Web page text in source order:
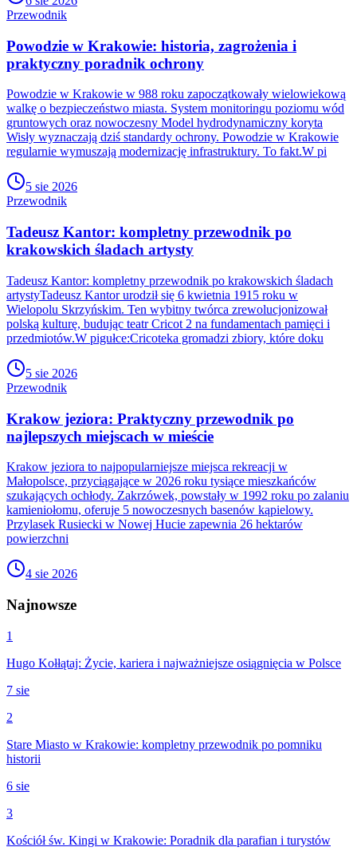
Przewodnik
Powodzie w Krakowie: historia, zagrożenia i
praktyczny poradnik ochrony
Powodzie w Krakowie w 988 roku zapoczątkowały wielowiekową
walkę o bezpieczeństwo miasta. System monitoringu poziomu wód
gruntowych oraz nowoczesny Model hydrodynamiczny koryta
Wisły wyznaczają dziś standardy ochrony. Powodzie w Krakowie
regularnie wymuszają modernizację infrastruktury. To fakt.W pi
5 sie 2026
Przewodnik
Tadeusz Kantor: kompletny przewodnik po
krakowskich śladach artysty
Tadeusz Kantor: kompletny przewodnik po krakowskich śladach
artystyTadeusz Kantor urodził się 6 kwietnia 1915 roku w
Wielopolu Skrzyńskim. Ten wybitny twórca zrewolucjonizował
polską kulturę, budując teatr Cricot 2 na fundamentach pamięci i
przedmiotów.W pigułce:Cricoteka gromadzi zbiory, które doku
5 sie 2026
Przewodnik
Krakow jeziora: Praktyczny przewodnik po
najlepszych miejscach w mieście
Krakow jeziora to najpopularniejsze miejsca rekreacji w
Małopolsce, przyciągające w 2026 roku tysiące mieszkańców
szukających ochłody. Zakrzówek, powstały w 1992 roku po zalaniu
kamieniołomu, oferuje 5 nowoczesnych basenów kąpielowy.
Przylasek Rusiecki w Nowej Hucie zapewnia 26 hektarów
powierzchni
4 sie 2026
Najnowsze
1
Hugo Kołłątaj: Życie, kariera i najważniejsze osiągnięcia w Polsce
7 sie
2
Stare Miasto w Krakowie: kompletny przewodnik po pomniku
historii
6 sie
3
Kościół św. Kingi w Krakowie: Poradnik dla parafian i turystów